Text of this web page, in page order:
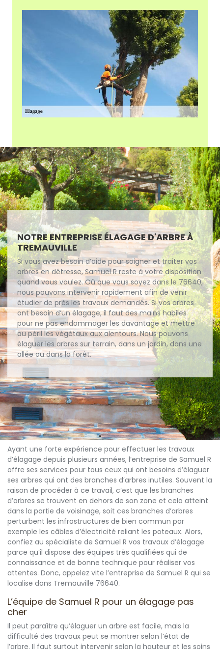
NOTRE ENTREPRISE ÉLAGAGE D'ARBRE À
TREMAUVILLE
Si vous avez besoin d’aide pour soigner et traiter vos
arbres en détresse, Samuel R reste à votre disposition
quand vous voulez. Où que vous soyez dans le 76640,
nous pouvons intervenir rapidement afin de venir
étudier de près les travaux demandés. Si vos arbres
ont besoin d’un élagage, il faut des mains habiles
pour ne pas endommager les davantage et mettre
au péril les végétaux aux alentours. Nous pouvons
élaguer les arbres sur terrain, dans un jardin, dans une
allée ou dans la forêt.
Ayant une forte expérience pour effectuer les travaux
d’élagage depuis plusieurs années, l’entreprise de Samuel R
offre ses services pour tous ceux qui ont besoins d’élaguer
ses arbres qui ont des branches d’arbres inutiles. Souvent la
raison de procéder à ce travail, c’est que les branches
d’arbres se trouvent en dehors de son zone et cela atteint
dans la partie de voisinage, soit ces branches d’arbres
perturbent les infrastructures de bien commun par
exemple les câbles d’électricité reliant les poteaux. Alors,
confiez au spécialiste de Samuel R vos travaux d’élagage
parce qu’il dispose des équipes très qualifiées qui de
connaissance et de bonne technique pour réaliser vos
attentes. Donc, appelez vite l’entreprise de Samuel R qui se
localise dans Tremauville 76640.
L’équipe de Samuel R pour un élagage pas
cher
Il peut paraître qu’élaguer un arbre est facile, mais la
difficulté des travaux peut se montrer selon l’état de
l’arbre. Il faut surtout intervenir selon la hauteur et les soins